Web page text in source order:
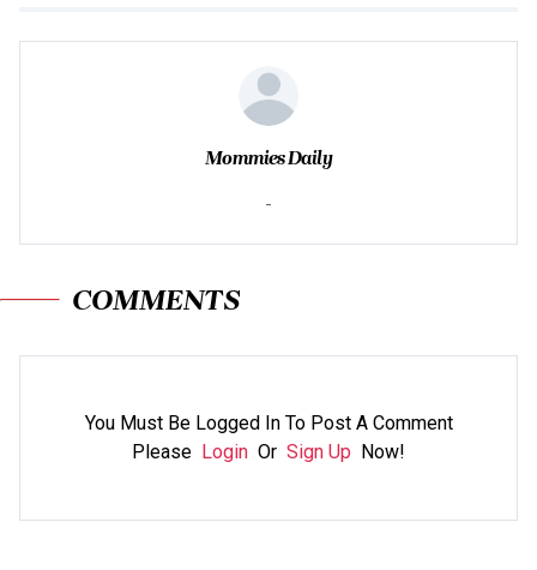
Mommies Daily
-
COMMENTS
You Must Be Logged In To Post A Comment
Please Login Or Sign Up Now!